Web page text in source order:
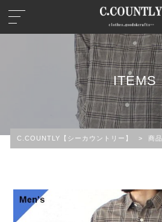
ITEMS
C.COUNTLY【シーカウントリー】 > 商品